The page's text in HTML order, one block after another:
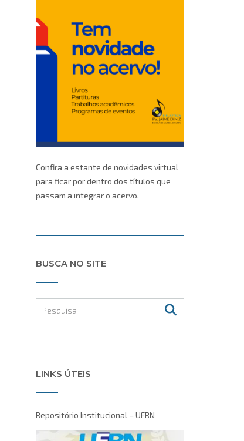
Confira a estante de novidades virtual
para ficar por dentro dos títulos que
passam a integrar o acervo.
BUSCA NO SITE
LINKS ÚTEIS
Repositório Institucional – UFRN